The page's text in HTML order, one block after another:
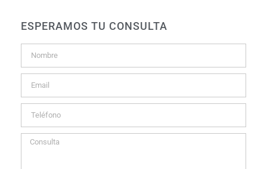
ESPERAMOS TU CONSULTA